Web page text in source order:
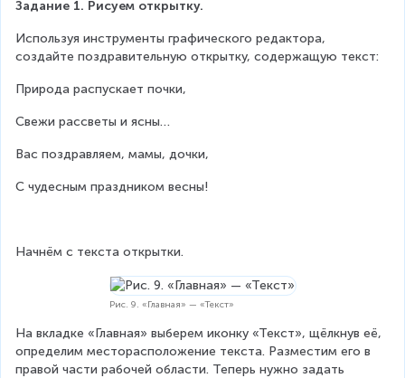
Задание 1. Рисуем открытку.
Используя инструменты графического редактора,
создайте поздравительную открытку, содержащую текст:
Природа распускает почки,
Свежи рассветы и ясны…
Вас поздравляем, мамы, дочки,
С чудесным праздником весны!
Начнём с текста открытки.
Рис. 9. «Главная» — «Текст»
На вкладке «Главная» выберем иконку «Текст», щёлкнув её,
определим месторасположение текста. Разместим его в
правой части рабочей области. Теперь нужно задать